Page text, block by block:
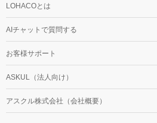
LOHACOとは
AIチャットで質問する
お客様サポート
ASKUL（法人向け）
アスクル株式会社（会社概要）